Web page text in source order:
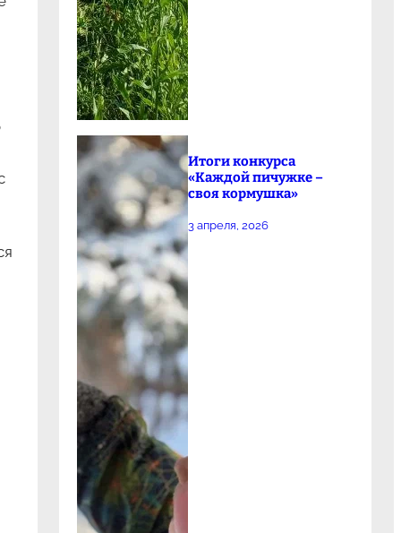
Итоги конкурса
«Каждой пичужке –
своя кормушка»
3 апреля, 2026